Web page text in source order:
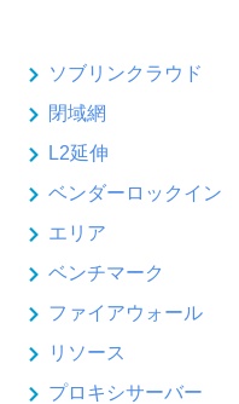
ソブリンクラウド
閉域網
L2延伸
ベンダーロックイン
エリア
ベンチマーク
ファイアウォール
リソース
プロキシサーバー